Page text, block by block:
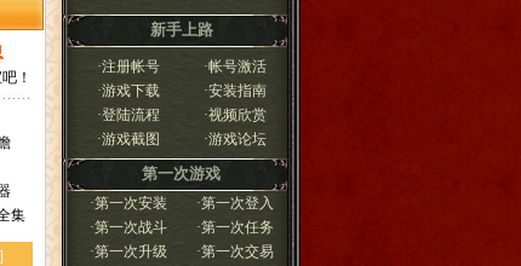
新手上路
·注册帐号 ·帐号激活
·游戏下载 ·安装指南
·登陆流程 ·视频欣赏
·游戏截图 ·游戏论坛
第一次游戏
·第一次安装 ·第一次登入
·第一次战斗 ·第一次任务
·第一次升级 ·第一次交易